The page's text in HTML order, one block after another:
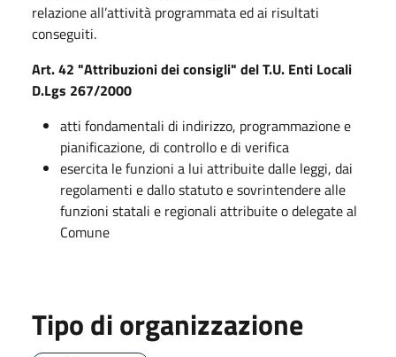
relazione all’attività programmata ed ai risultati
conseguiti.
Art. 42 "Attribuzioni dei consigli" del T.U. Enti Locali
D.Lgs 267/2000
atti fondamentali di indirizzo, programmazione e
pianificazione, di controllo e di verifica
esercita le funzioni a lui attribuite dalle leggi, dai
regolamenti e dallo statuto e sovrintendere alle
funzioni statali e regionali attribuite o delegate al
Comune
Tipo di organizzazione